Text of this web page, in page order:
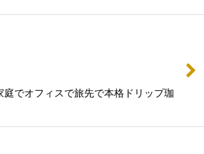
でオフィスで旅先で本格ドリップ珈